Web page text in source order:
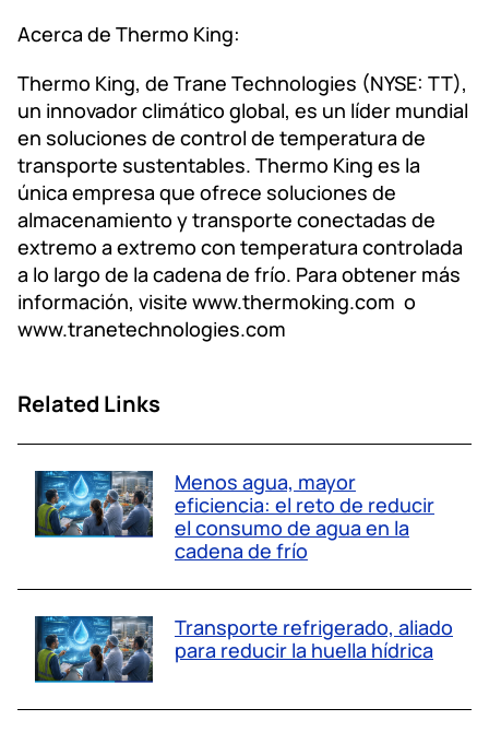
Acerca de Thermo King:
Thermo King, de Trane Technologies (NYSE: TT),
un innovador climático global, es un líder mundial
en soluciones de control de temperatura de
transporte sustentables. Thermo King es la
única empresa que ofrece soluciones de
almacenamiento y transporte conectadas de
extremo a extremo con temperatura controlada
a lo largo de la cadena de frío. Para obtener más
información, visite www.thermoking.com o
www.tranetechnologies.com
Related Links
Menos agua, mayor
eficiencia: el reto de reducir
el consumo de agua en la
cadena de frío
Transporte refrigerado, aliado
para reducir la huella hídrica